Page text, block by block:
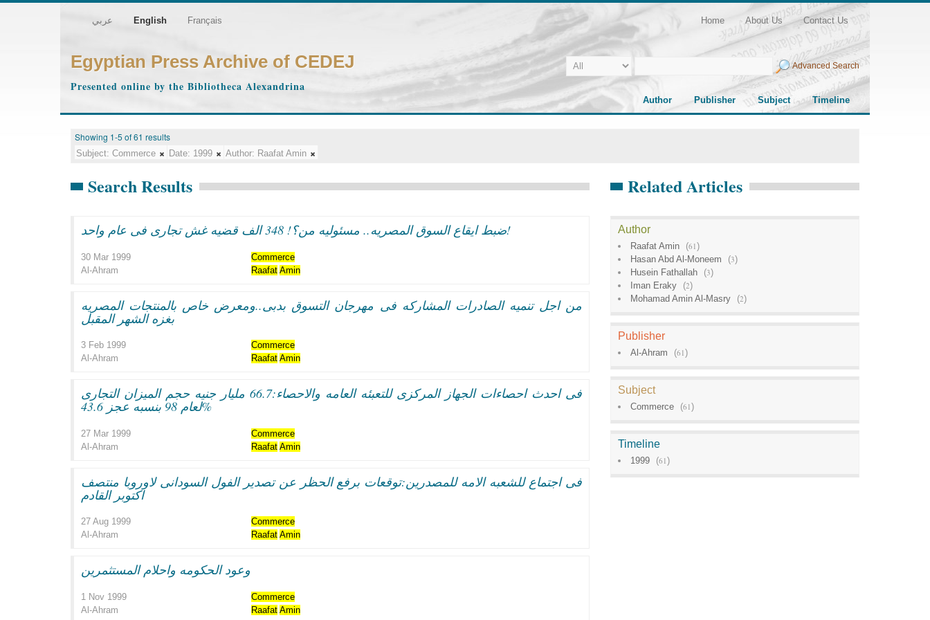
عربي English Français Home About Us Contact Us
Egyptian Press Archive of CEDEJ
Presented online by the Bibliotheca Alexandrina
Advanced Search
Author Publisher Subject Timeline
Showing 1-5 of 61 results
Subject: Commerce Date: 1999 Author: Raafat Amin
Search Results
ضبط ايقاع السوق المصريه.. مسئوليه من؟! 348 الف قضيه غش تجارى فى عام واحد!
30 Mar 1999
Commerce
Al-Ahram
Raafat Amin
من اجل تنميه الصادرات المشاركه فى مهرجان التسوق بدبى..ومعرض خاص بالمنتجات المصريه
بغزه الشهر المقبل
3 Feb 1999
Commerce
Al-Ahram
Raafat Amin
فى احدث احصاءات الجهاز المركزى للتعبئه العامه والاحصاء:66.7 مليار جنيه حجم الميزان التجارى
لعام 98 بنسبه عجز 43.6%
27 Mar 1999
Commerce
Al-Ahram
Raafat Amin
فى اجتماع للشعبه الامه للمصدرين:توقعات برفع الحظر عن تصدير الفول السودانى لاوروبا منتصف
اكتوبر القادم
27 Aug 1999
Commerce
Al-Ahram
Raafat Amin
وعود الحكومه واحلام المستثمرين
1 Nov 1999
Commerce
Al-Ahram
Raafat Amin
Related Articles
Author
Raafat Amin (61)
Hasan Abd Al-Moneem
(3)
Husein Fathallah
(3)
Iman Eraky
(2)
Mohamad Amin Al-Masry
(2)
Publisher
Al-Ahram (61)
Subject
Commerce (61)
Timeline
1999 (61)